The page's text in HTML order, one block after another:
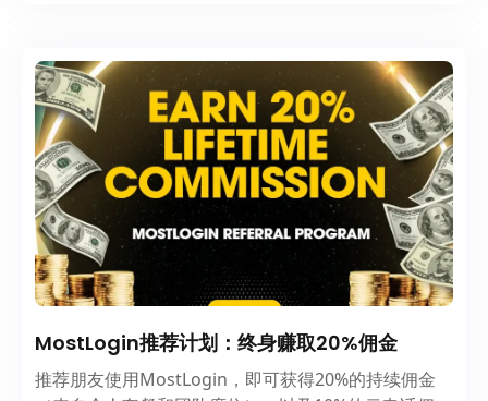
MostLogin推荐计划：终身赚取20%佣金
推荐朋友使用MostLogin，即可获得20%的持续佣金